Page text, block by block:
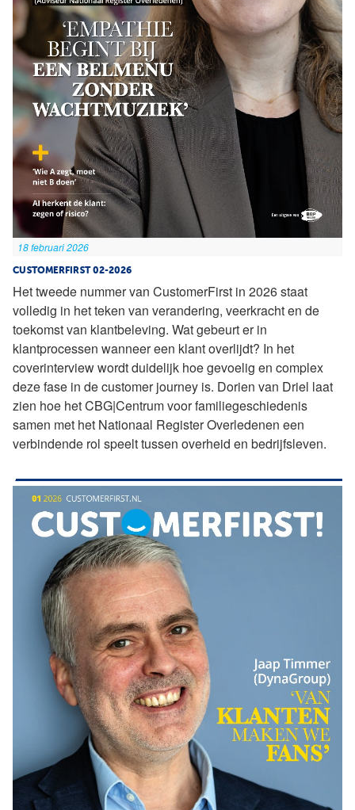
18 februari 2026
CUSTOMERFIRST 02-2026
Het tweede nummer van CustomerFirst in 2026 staat
volledig in het teken van verandering, veerkracht en de
toekomst van klantbeleving. Wat gebeurt er in
klantprocessen wanneer een klant overlijdt? In het
coverinterview wordt duidelijk hoe gevoelig en complex
deze fase in de customer journey is. Dorien van Driel laat
zien hoe het CBG|Centrum voor familiegeschiedenis
samen met het Nationaal Register Overledenen een
verbindende rol speelt tussen overheid en bedrijfsleven.